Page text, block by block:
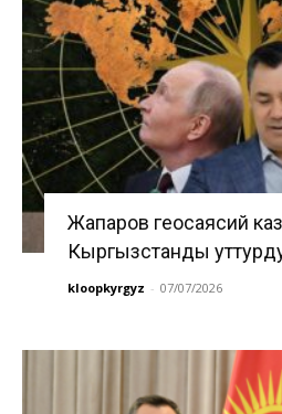
Жапаров геосаясий
Кыргызстанды
kloopkyrgyz - 07/07/2026